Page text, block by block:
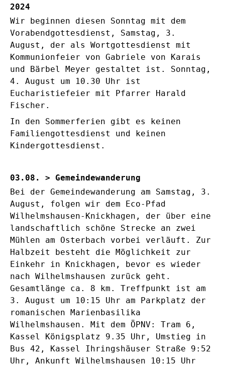
2024
Wir beginnen diesen Sonntag mit dem
Vorabendgottesdienst, Samstag, 3.
August, der als Wortgottesdienst mit
Kommunionfeier von Gabriele von Karais
und Bärbel Meyer gestaltet ist. Sonntag,
4. August um 10.30 Uhr ist
Eucharistiefeier mit Pfarrer Harald
Fischer.
In den Sommerferien gibt es keinen
Familiengottesdienst und keinen
Kindergottesdienst.
03.08. > Gemeindewanderung
Bei der Gemeindewanderung am Samstag, 3.
August, folgen wir dem Eco-Pfad
Wilhelmshausen-Knickhagen, der über eine
landschaftlich schöne Strecke an zwei
Mühlen am Osterbach vorbei verläuft. Zur
Halbzeit besteht die Möglichkeit zur
Einkehr in Knickhagen, bevor es wieder
nach Wilhelmshausen zurück geht.
Gesamtlänge ca. 8 km. Treffpunkt ist am
3. August um 10:15 Uhr am Parkplatz der
romanischen Marienbasilika
Wilhelmshausen. Mit dem ÖPNV: Tram 6,
Kassel Königsplatz 9.35 Uhr, Umstieg in
Bus 42, Kassel Ihringshäuser Straße 9:52
Uhr, Ankunft Wilhelmshausen 10:15 Uhr